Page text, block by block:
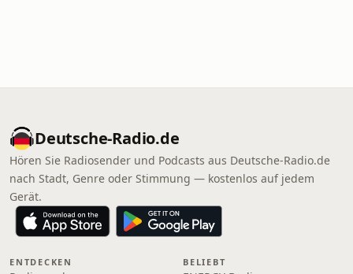
Deutsche-Radio.de
Hören Sie Radiosender und Podcasts aus Deutsche-Radio.de
nach Stadt, Genre oder Stimmung — kostenlos auf jedem
Gerät.
ENTDECKEN BELIEBT